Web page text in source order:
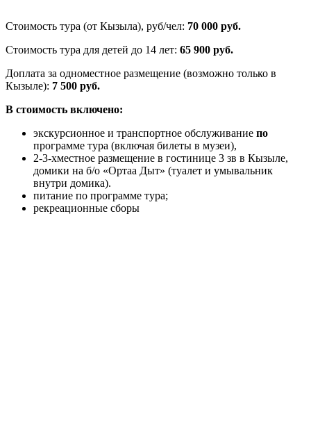
Стоимость тура (от Кызыла), руб/чел: 70 000 руб.
Стоимость тура для детей до 14 лет: 65 900 руб.
Доплата за одноместное размещение (возможно только в
Кызыле): 7 500 руб.
В стоимость включено:
экскурсионное и транспортное обслуживание по
программе тура (включая билеты в музеи),
2-3-хместное размещение в гостинице 3 зв в Кызыле,
домики на б/о «Ортаа Дыт» (туалет и умывальник
внутри домика).
питание по программе тура;
рекреационные сборы